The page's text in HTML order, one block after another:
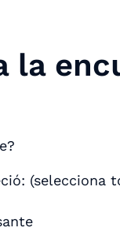
la
(selecciona